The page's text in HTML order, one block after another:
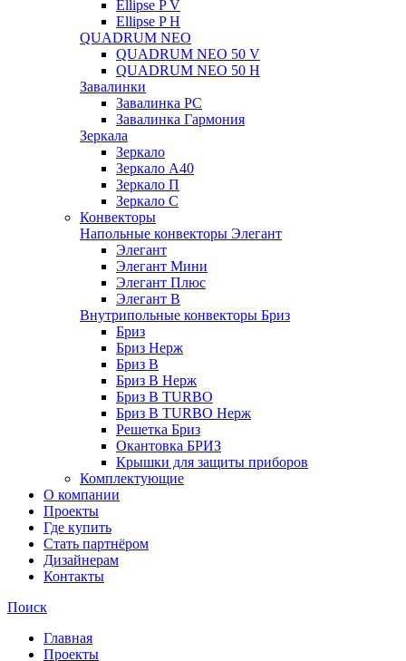
Ellipse P V
Ellipse P H
QUADRUM NEO
QUADRUM NEO 50 V
QUADRUM NEO 50 H
Завалинки
Завалинка РС
Завалинка Гармония
Зеркала
Зеркало
Зеркало А40
Зеркало П
Зеркало С
Конвекторы
Напольные конвекторы Элегант
Элегант
Элегант Мини
Элегант Плюс
Элегант В
Внутрипольные конвекторы Бриз
Бриз
Бриз Нерж
Бриз В
Бриз В Нерж
Бриз В TURBO
Бриз В TURBO Нерж
Решетка Бриз
Окантовка БРИЗ
Крышки для защиты приборов
Комплектующие
О компании
Проекты
Где купить
Стать партнёром
Дизайнерам
Контакты
Поиск
Главная
Проекты